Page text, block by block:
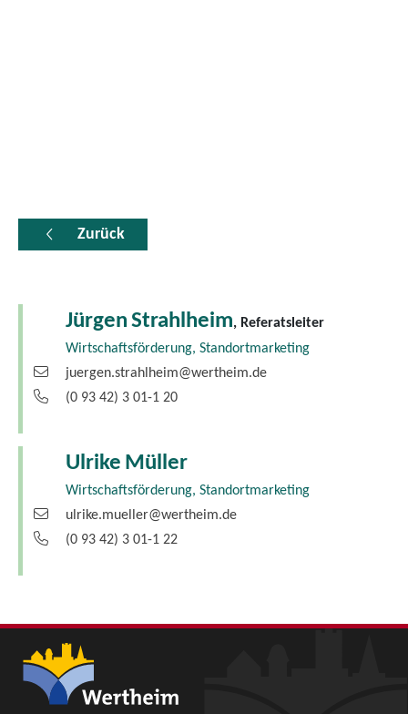
Zurück
JürgenStrahlheim, Referatsleiter
Wirtschaftsförderung, Standortmarketing
juergen.strahlheim@wertheim.de
(0 93 42) 3 01-1 20
Ulrike Müller
Wirtschaftsförderung, Standortmarketing
ulrike.mueller@wertheim.de
(0 93 42) 3 01-1 22